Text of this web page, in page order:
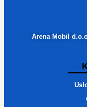
Arena Mobil